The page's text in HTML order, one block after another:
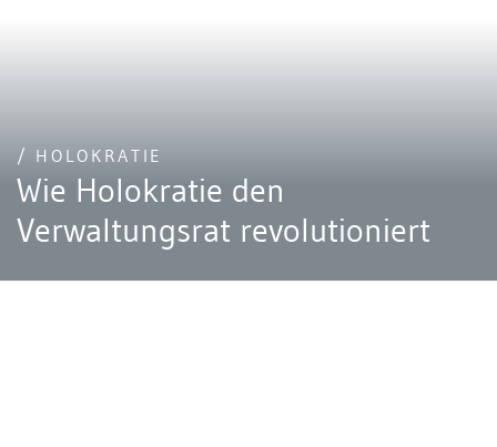
/ HOLOKRATIE
Wie Holokratie den
Verwaltungsrat revolutioniert